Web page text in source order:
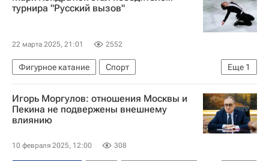
турнира "Русский вызов"
22 марта 2025, 21:01 2552
Еще 1
Фигурное катание
Спорт
Марк Кондратюк
Игорь Моргулов: отношения Москвы и
Пекина не подвержены внешнему
влиянию
10 февраля 2025, 12:00 308